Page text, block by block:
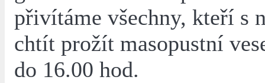
přivítáme všechny, kteří s
chtít prožít masopustní
do 16.00 hod.